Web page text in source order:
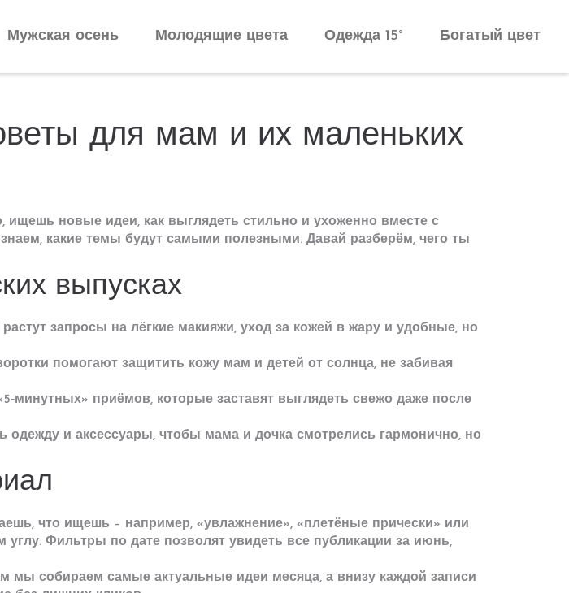
Мужская осень Молодящие цвета Одежда 15° Богатый цвет
для мам и их маленьких
ищешь новые идеи, как выглядеть стильно и ухоженно вместе с
какие темы будут самыми полезными. Давай разберём, чего ты
выпусках
запросы на лёгкие макияжи, уход за кожей в жару и удобные, но
помогают защитить кожу мам и детей от солнца, не забивая
приёмов, которые заставят выглядеть свежо даже после
одежду и аксессуары, чтобы мама и дочка смотрелись гармонично, но
что ищешь – например, «увлажнение», «плетёные прически» или
Фильтры по дате позволят увидеть все публикации за июнь,
собираем самые актуальные идеи месяца, а внизу каждой записи